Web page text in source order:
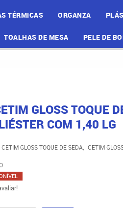
TÉRMICAS ORGANZA
TOALHAS DE MESA PELE DE
GLOSS TOQUE
COM 1,40 LG
CETIM GLOSS TOQUE DE SEDA
CETIM